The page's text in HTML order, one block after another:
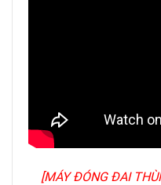
[MÁY ĐÓNG ĐAI